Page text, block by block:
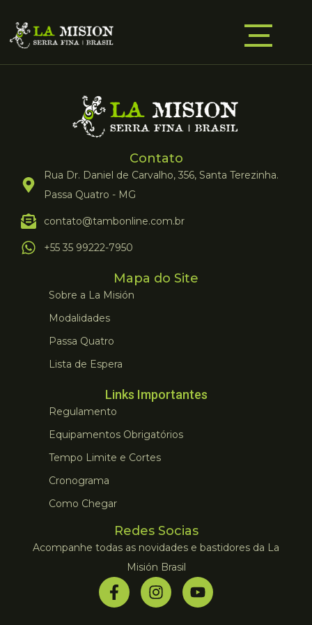
Contato
Rua Dr. Daniel de Carvalho, 356, Santa Terezinha.
Passa Quatro - MG
contato@tambonline.com.br
+55 35 99222-7950
Mapa do Site
Sobre a La Misión
Modalidades
Passa Quatro
Lista de Espera
Links Importantes
Regulamento
Equipamentos Obrigatórios
Tempo Limite e Cortes
Cronograma
Como Chegar
Redes Socias
Acompanhe todas as novidades e bastidores da La
Misión Brasil